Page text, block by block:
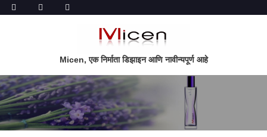
Micen, एक निर्माता डिझाइन आणि नावीन्यपूर्ण आहे